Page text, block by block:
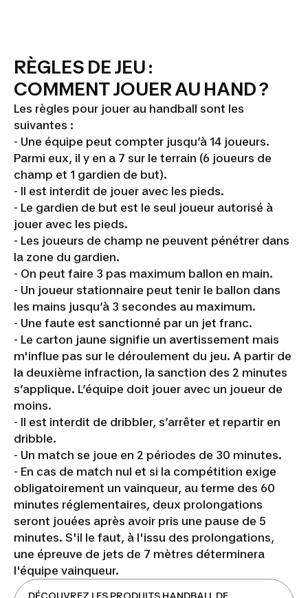
RÈGLES DE JEU :
COMMENT JOUER AU HAND ?
Les règles pour jouer au handball sont les
suivantes :
- Une équipe peut compter jusqu’à 14 joueurs.
Parmi eux, il y en a 7 sur le terrain (6 joueurs de
champ et 1 gardien de but).
- Il est interdit de jouer avec les pieds.
- Le gardien de but est le seul joueur autorisé à
jouer avec les pieds.
- Les joueurs de champ ne peuvent pénétrer dans
la zone du gardien.
- On peut faire 3 pas maximum ballon en main.
- Un joueur stationnaire peut tenir le ballon dans
les mains jusqu’à 3 secondes au maximum.
- Une faute est sanctionné par un jet franc.
- Le carton jaune signifie un avertissement mais
m'influe pas sur le déroulement du jeu. A partir de
la deuxième infraction, la sanction des 2 minutes
s’applique. L’équipe doit jouer avec un joueur de
moins.
- Il est interdit de dribbler, s’arrêter et repartir en
dribble.
- Un match se joue en 2 périodes de 30 minutes.
- En cas de match nul et si la compétition exige
obligatoirement un vainqueur, au terme des 60
minutes réglementaires, deux prolongations
seront jouées après avoir pris une pause de 5
minutes. S'il le faut, à l'issu des prolongations,
une épreuve de jets de 7 mètres déterminera
l'équipe vainqueur.
DÉCOUVREZ LES PRODUITS HANDBALL DE